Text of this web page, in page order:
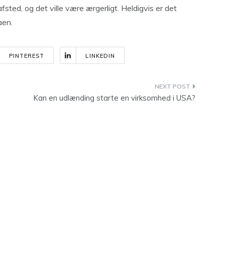
og det ville være ærgerligt. Heldigvis er det
PINTEREST LINKEDIN
Kan en udlænding starte en virksomhed i USA?